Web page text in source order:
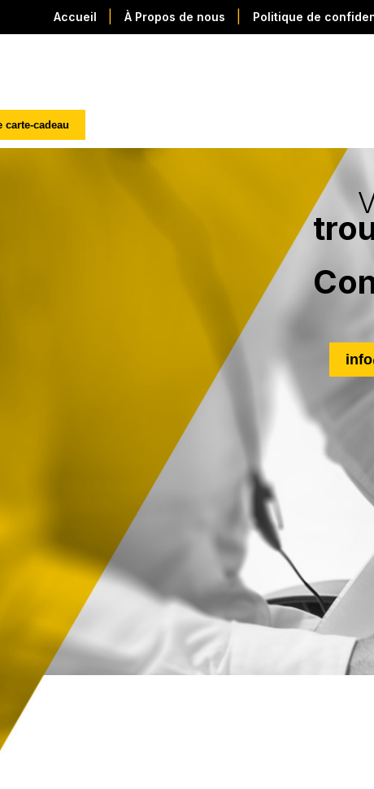
Accueil À Propos de nous Politique de
carte-cadeau